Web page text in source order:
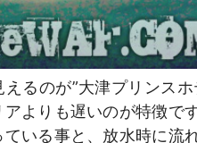
るのが”大津プリンス
よりも遅いのが特徴で
いる事と、放水時に流